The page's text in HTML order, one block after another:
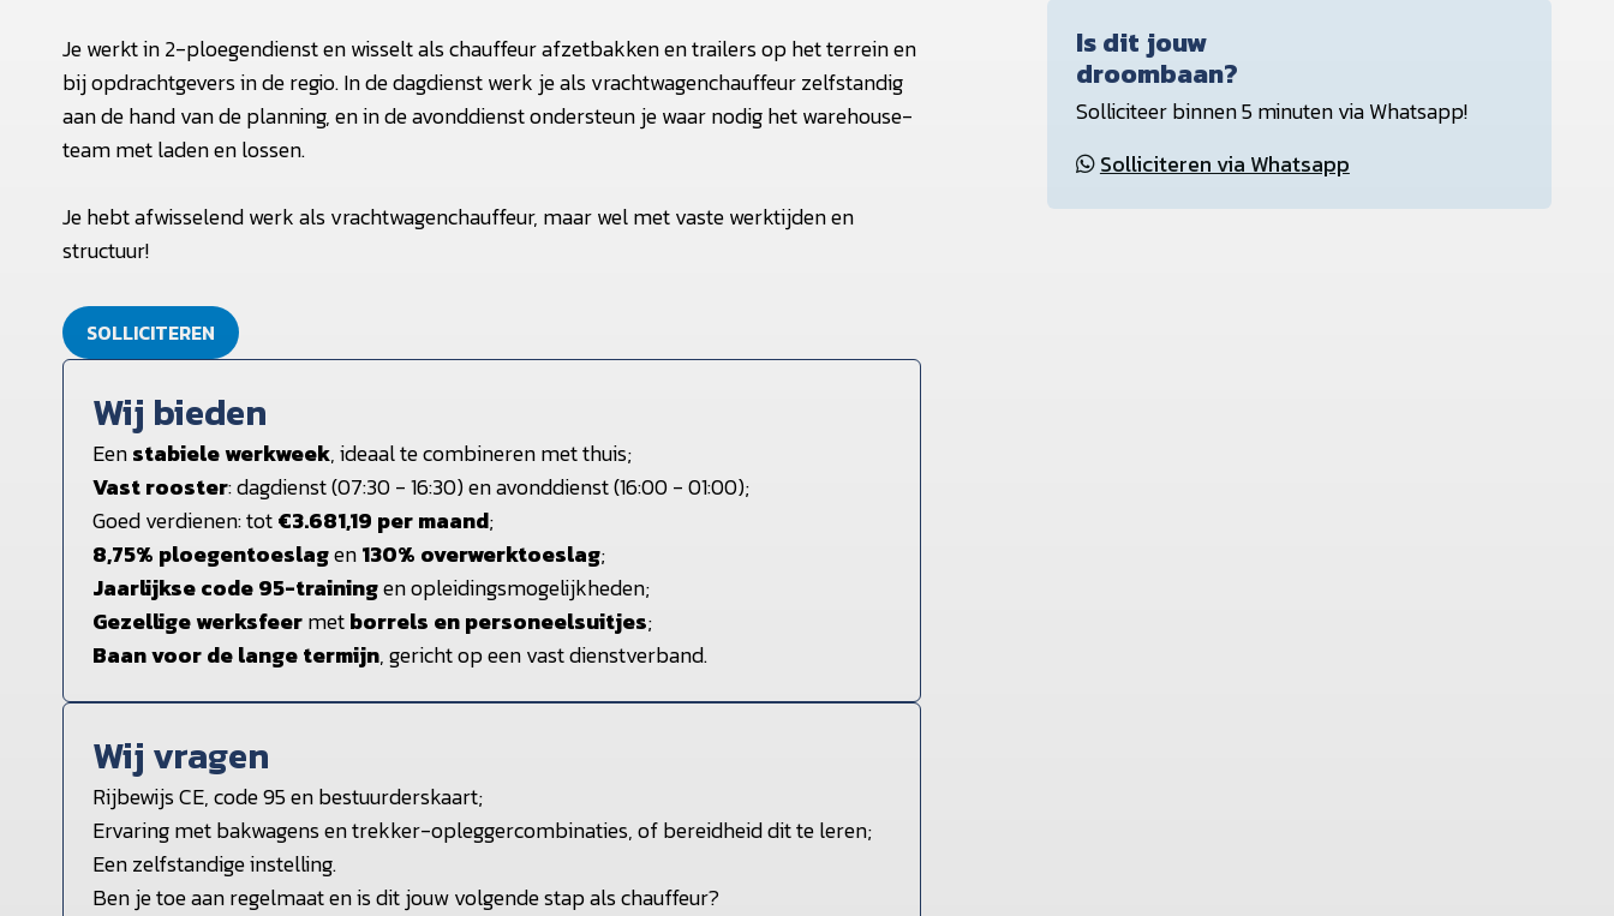
Je werkt in 2-ploegendienst en wisselt als chauffeur afzetbakken en trailers op het terrein en
bij opdrachtgevers in de regio. In de dagdienst werk je als vrachtwagenchauffeur zelfstandig
aan de hand van de planning, en in de avonddienst ondersteun je waar nodig het warehouse-
team met laden en lossen.
Je hebt afwisselend werk als vrachtwagenchauffeur, maar wel met vaste werktijden en
structuur!
SOLLICITEREN
Wij bieden
Eenstabiele werkweek, ideaal te combineren met thuis;
Vast rooster: dagdienst (07:30 - 16:30) en avonddienst (16:00 - 01:00);
Goed verdienen: tot€3.681,19 per maand;
8,75% ploegentoeslagen130% overwerktoeslag;
Jaarlijkse code 95-trainingen opleidingsmogelijkheden;
Gezellige werksfeermetborrels en personeelsuitjes;
Baan voor de lange termijn, gericht op een vast dienstverband.
Wij vragen
Rijbewijs CE, code 95 en bestuurderskaart;
Ervaring met bakwagens en trekker-opleggercombinaties, of bereidheid dit te leren;
Een zelfstandige instelling.
Ben je toe aan regelmaat en is dit jouw volgende stap als chauffeur?
Is dit jouw
droombaan?
Solliciteer binnen 5 minuten via Whatsapp!
Solliciteren via Whatsapp